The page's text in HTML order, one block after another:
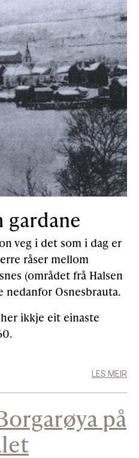
gardane
veg i det som i dag er
råser mellom
(området frå Halsen
Osnesbrauta.
ikkje eit einaste
LES MEIR
på